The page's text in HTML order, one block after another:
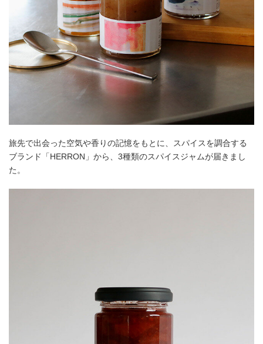
旅先で出会った空気や香りの記憶をもとに、スパイスを調合する
ブランド「HERRON」から、3種類のスパイスジャムが届きまし
た。